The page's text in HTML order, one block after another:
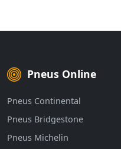
Pneus Online
Pneus Continental
Pneus Bridgestone
Pneus Michelin